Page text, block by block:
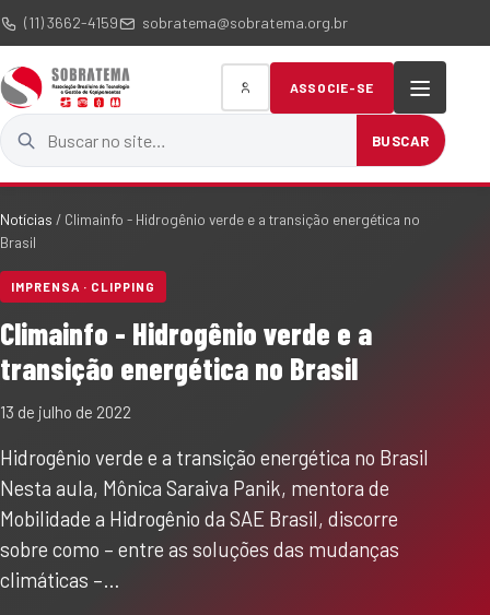
(11) 3662-4159 sobratema@sobratema.org.br
Buscar no site
BUSCAR
ASSOCIE-SE
Notícias / Climainfo - Hidrogênio verde e a transição energética no
Brasil
IMPRENSA · CLIPPING
Climainfo - Hidrogênio verde e a
transição energética no Brasil
13 de julho de 2022
Hidrogênio verde e a transição energética no Brasil
Nesta aula, Mônica Saraiva Panik, mentora de
Mobilidade a Hidrogênio da SAE Brasil, discorre
sobre como – entre as soluções das mudanças
climáticas –…